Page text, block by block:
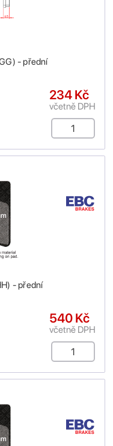
- přední
234 Kč
včetně DPH
- přední
540 Kč
včetně DPH